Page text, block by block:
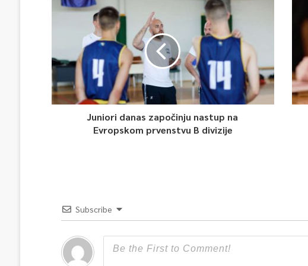
Juniori danas započinju nastup na
Evropskom prvenstvu B divizije
Subscribe